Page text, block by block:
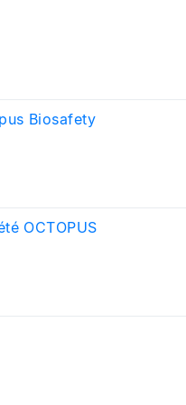
Biosafety
OCTOPUS